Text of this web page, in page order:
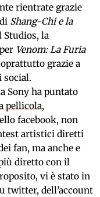
rientrate grazie
Shang-Chi e la
la
Venom: La Furia
grazie a
social.
Sony ha puntato
pellicola,
facebook, non
artistici diretti
fan, ma anche e
diretto con il
vi è stato in
twitter, dell’account